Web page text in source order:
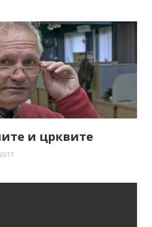
и црквите